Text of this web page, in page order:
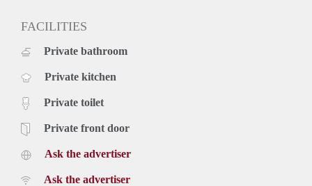
FACILITIES
Private bathroom
Private kitchen
Private toilet
Private front door
Ask the advertiser
Ask the advertiser